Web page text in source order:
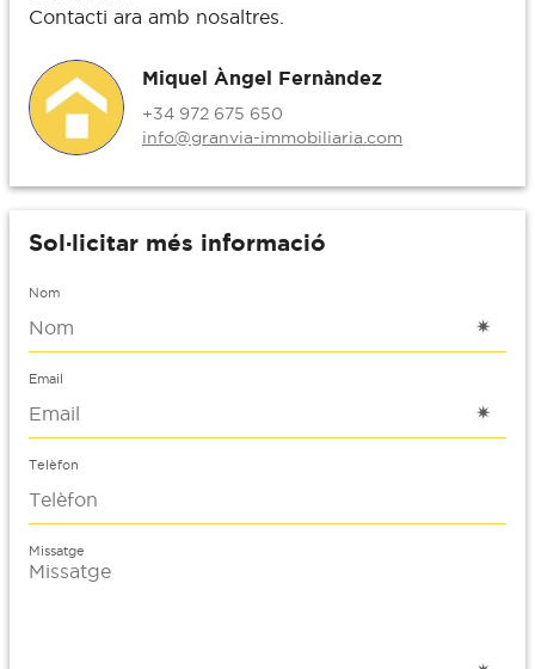
Contacti ara amb nosaltres.
Miquel Àngel Fernàndez
+34 972 675 650
info@granvia-immobiliaria.com
Sol·licitar més informació
Nom
Email
Telèfon
Missatge